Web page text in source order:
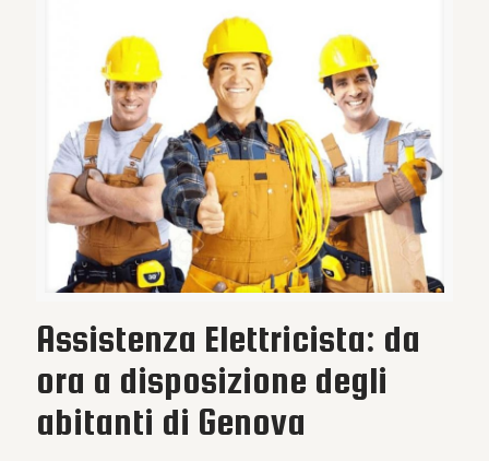
Assistenza Elettricista: da
ora a disposizione degli
abitanti di Genova